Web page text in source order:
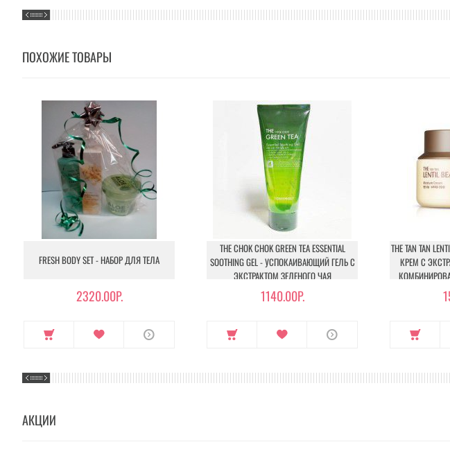
ПОХОЖИЕ ТОВАРЫ
FRESH BODY SET - НАБОР ДЛЯ ТЕЛА
2320.00Р.
THE CHOK CHOK GREEN TEA ESSENTIAL
SOOTHING GEL - УСПОКАИВАЮЩИЙ ГЕЛЬ С
ЭКСТРАКТОМ ЗЕЛЕНОГО ЧАЯ
1140.00Р.
THE TAN TAN
КРЕМ С
АКЦИИ